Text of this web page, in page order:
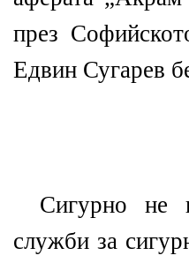
през
Едвин Сугарев
Сигурно не
служби за